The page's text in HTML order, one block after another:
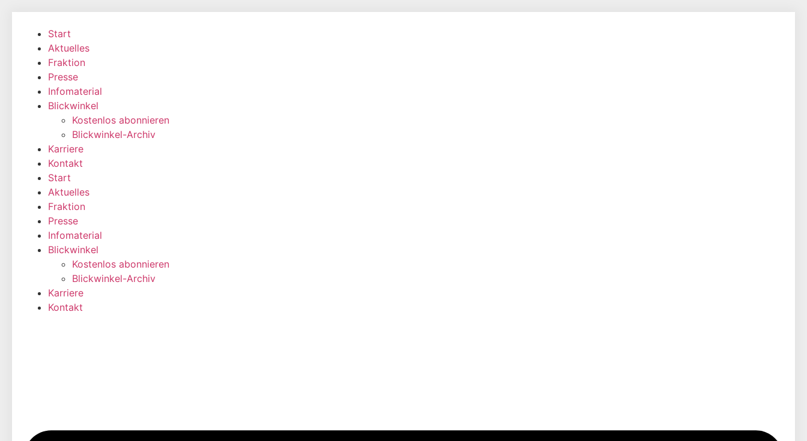
wechseln
Start
Aktuelles
Fraktion
Presse
Infomaterial
Blickwinkel
Kostenlos abonnieren
Blickwinkel-Archiv
Karriere
Kontakt
Start
Aktuelles
Fraktion
Presse
Infomaterial
Blickwinkel
Kostenlos abonnieren
Blickwinkel-Archiv
Karriere
Kontakt